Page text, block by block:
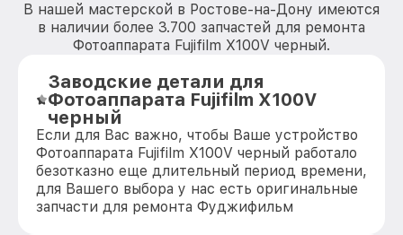
В нашей мастерской в Ростове-на-Дону имеются
в наличии более 3.700 запчастей для ремонта
Фотоаппарата Fujifilm X100V черный.
Заводские детали для
Фотоаппарата Fujifilm X100V
черный
Если для Вас важно, чтобы Ваше устройство
Фотоаппарата Fujifilm X100V черный работало
безотказно еще длительный период времени,
для Вашего выбора у нас есть оригинальные
запчасти для ремонта Фуджифильм